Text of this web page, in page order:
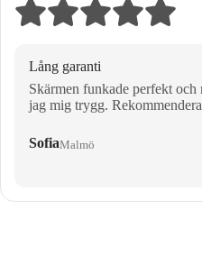
Lång garanti
Skärmen funkade perfekt och
jag mig trygg.
SofiaMalmö